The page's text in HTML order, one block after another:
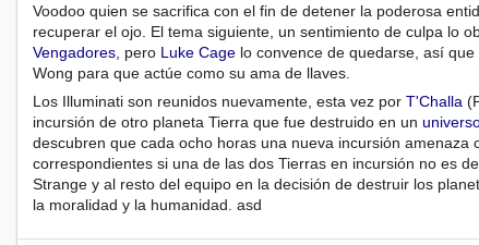
Voodoo quien se sacrifica con el fin de detener la poderosa
recuperar el ojo. El tema siguiente, un sentimiento de culpa lo
Vengadores , pero Luke Cage lo convence de quedarse, así
Wong para que actúe como su ama de llaves.
Los Illuminati son reunidos nuevamente, esta vez por T'Challa
incursión de otro planeta Tierra que fue destruido en un
descubren que cada ocho horas una nueva incursión amenaza
correspondientes si una de las dos Tierras en incursión no es
Strange y al resto del equipo en la decisión de destruir los
la moralidad y la humanidad. asd